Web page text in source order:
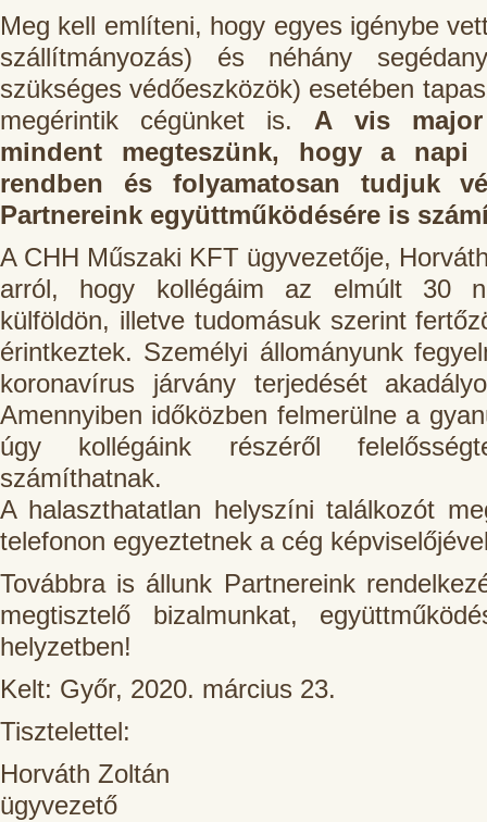
Meg kell említeni, hogy egyes igénybe
szállítmányozás) és néhány
szükséges védőeszközök) esetében
megérintik cégünket is. A vis major
mindent megteszünk, hogy a napi
rendben és folyamatosan tudjuk
Partnereink együttműködésére is
A CHH Műszaki KFT ügyvezetője,
arról, hogy kollégáim az elmúlt 30
külföldön, illetve tudomásuk szerint
érintkeztek. Személyi állományunk
koronavírus járvány terjedését
Amennyiben időközben felmerülne a
úgy kollégáink részéről
számíthatnak.
A halaszthatatlan helyszíni találkozót
telefonon egyeztetnek a cég
Továbbra is állunk Partnereink
megtisztelő bizalmunkat,
helyzetben!
Kelt: Győr, 2020. március 23.
Tisztelettel:
Horváth Zoltán
ügyvezető